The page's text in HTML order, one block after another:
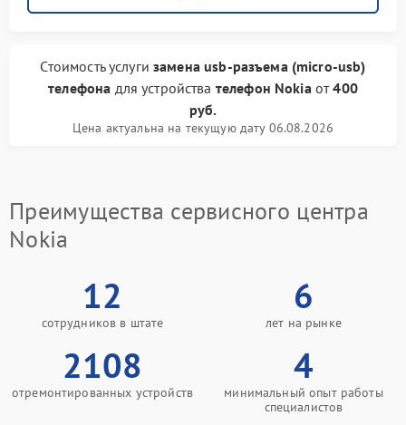
Стоимость услугизамена usb-разъема (micro-usb)
телефона для устройства телефон Nokia от400
руб.
Цена актуальна на текущую дату 06.08.2026
Преимущества сервисного центра
Nokia
12
сотрудников в штате
6
лет на рынке
2108
отремонтированных устройств
4
минимальный опыт работы
специалистов